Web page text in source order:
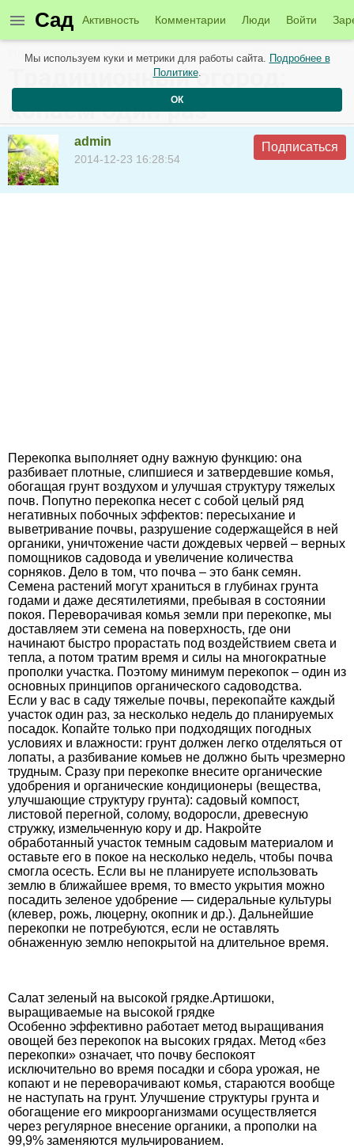
Сад Активность Комментарии Люди Войти
Новые темы в сообществе садоводов от 23 декабря
Традиционный огород:
копаем один раз
admin
2014-12-23 16:28:54
Подписаться
Перекопка выполняет одну важную функцию: она
разбивает плотные, слипшиеся и затвердевшие комья,
обогащая грунт воздухом и улучшая структуру тяжелых
почв. Попутно перекопка несет с собой целый ряд
негативных побочных эффектов: пересыхание и
выветривание почвы, разрушение содержащейся в ней
органики, уничтожение части дождевых червей – верных
помощников садовода и увеличение количества
сорняков. Дело в том, что почва – это банк семян.
Семена растений могут храниться в глубинах грунта
годами и даже десятилетиями, пребывая в состоянии
покоя. Переворачивая комья земли при перекопке, мы
доставляем эти семена на поверхность, где они
начинают быстро прорастать под воздействием света и
тепла, а потом тратим время и силы на многократные
прополки участка. Поэтому минимум перекопок – один из
основных принципов органического садоводства.
Если у вас в саду тяжелые почвы, перекопайте каждый
участок один раз, за несколько недель до планируемых
посадок. Копайте только при подходящих погодных
условиях и влажности: грунт должен легко отделяться от
лопаты, а разбивание комьев не должно быть чрезмерно
трудным. Сразу при перекопке внесите органические
удобрения и органические кондиционеры (вещества,
улучшающие структуру грунта): садовый компост,
листовой перегной, солому, водоросли, древесную
стружку, измельченную кору и др. Накройте
обработанный участок темным садовым материалом и
оставьте его в покое на несколько недель, чтобы почва
смогла осесть. Если вы не планируете использовать
землю в ближайшее время, то вместо укрытия можно
посадить зеленое удобрение — сидеральные культуры
(клевер, рожь, люцерну, окопник и др.). Дальнейшие
перекопки не потребуются, если не оставлять
обнаженную землю непокрытой на длительное время.
Салат зеленый на высокой грядке.Артишоки,
выращиваемые на высокой грядке
Особенно эффективно работает метод выращивания
овощей без перекопок на высоких грядах. Метод «без
перекопки» означает, что почву беспокоят
исключительно во время посадки и сбора урожая, не
копают и не переворачивают комья, стараются вообще
не наступать на грунт. Улучшение структуры грунта и
обогащение его микроорганизмами осуществляется
через регулярное внесение органики, а прополки на
99,9% заменяются мульчированием.
Мы используем куки и метрики для работы сайта. Подробнее в
Политике.
ОК